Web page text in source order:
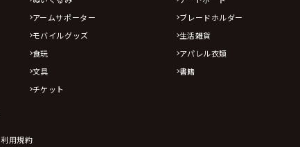
アームサポーター
ブレードホルダー
モバイルグッズ
生活雑貨
食玩
アパレル衣類
文具
書籍
チケット
利用規約